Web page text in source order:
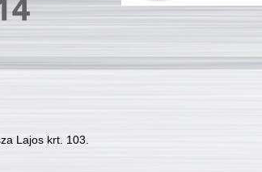
Lajos krt. 103.